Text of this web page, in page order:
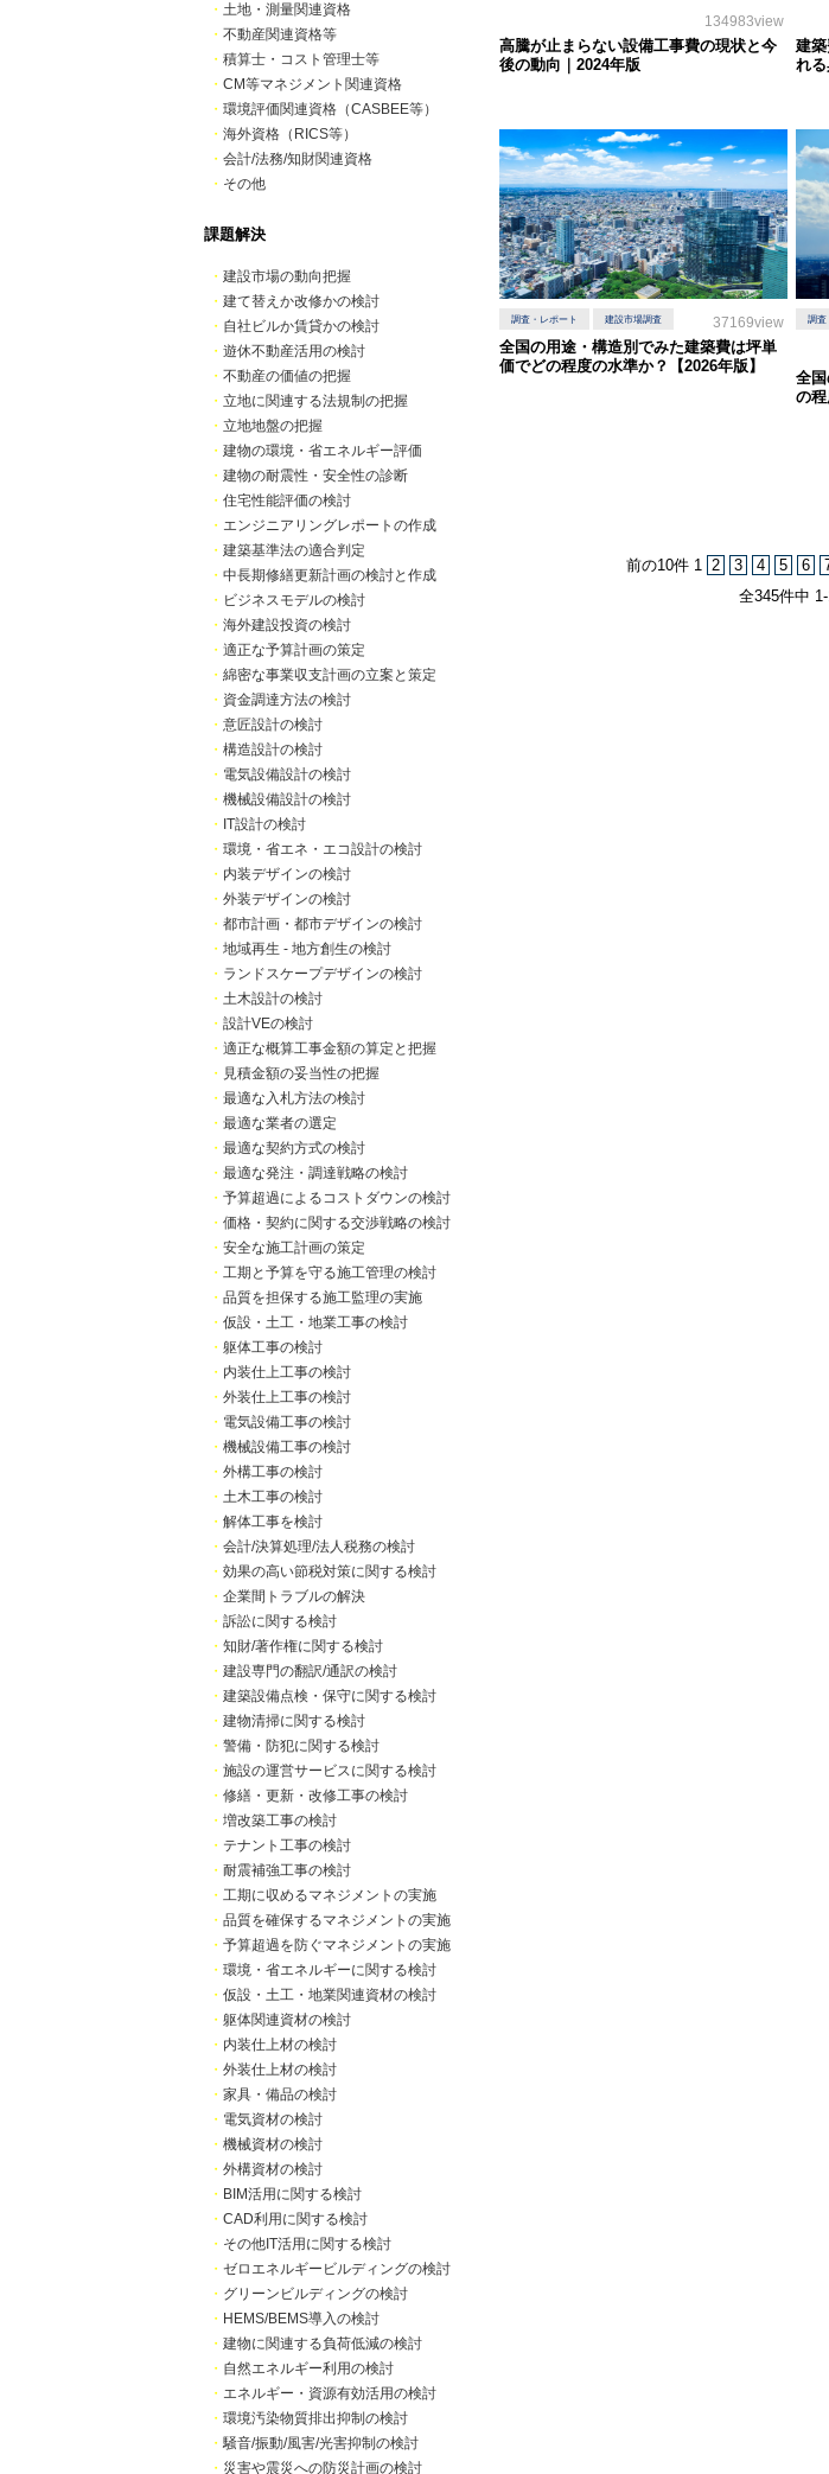
134983view
高騰が止まらない設備工事費の現状と今
後の動向｜2024年版
建
れ
調査・レポート 建設市場調査 37169view
全国の用途・構造別でみた建築費は坪単
価でどの程度の水準か？【2026年版】
調査
全
の程
前の10件 1 2 3 4 5 6
全345件中
・ 土地・測量関連資格
・ 不動産関連資格等
・ 積算士・コスト管理士等
・ CM等マネジメント関連資格
・ 環境評価関連資格（CASBEE等）
・ 海外資格（RICS等）
・ 会計/法務/知財関連資格
・ その他
課題解決
・ 建設市場の動向把握
・ 建て替えか改修かの検討
・ 自社ビルか賃貸かの検討
・ 遊休不動産活用の検討
・ 不動産の価値の把握
・ 立地に関連する法規制の把握
・ 立地地盤の把握
・ 建物の環境・省エネルギー評価
・ 建物の耐震性・安全性の診断
・ 住宅性能評価の検討
・ エンジニアリングレポートの作成
・ 建築基準法の適合判定
・ 中長期修繕更新計画の検討と作成
・ ビジネスモデルの検討
・ 海外建設投資の検討
・ 適正な予算計画の策定
・ 綿密な事業収支計画の立案と策定
・ 資金調達方法の検討
・ 意匠設計の検討
・ 構造設計の検討
・ 電気設備設計の検討
・ 機械設備設計の検討
・ IT設計の検討
・ 環境・省エネ・エコ設計の検討
・ 内装デザインの検討
・ 外装デザインの検討
・ 都市計画・都市デザインの検討
・ 地域再生 - 地方創生の検討
・ ランドスケープデザインの検討
・ 土木設計の検討
・ 設計VEの検討
・ 適正な概算工事金額の算定と把握
・ 見積金額の妥当性の把握
・ 最適な入札方法の検討
・ 最適な業者の選定
・ 最適な契約方式の検討
・ 最適な発注・調達戦略の検討
・ 予算超過によるコストダウンの検討
・ 価格・契約に関する交渉戦略の検討
・ 安全な施工計画の策定
・ 工期と予算を守る施工管理の検討
・ 品質を担保する施工監理の実施
・ 仮設・土工・地業工事の検討
・ 躯体工事の検討
・ 内装仕上工事の検討
・ 外装仕上工事の検討
・ 電気設備工事の検討
・ 機械設備工事の検討
・ 外構工事の検討
・ 土木工事の検討
・ 解体工事を検討
・ 会計/決算処理/法人税務の検討
・ 効果の高い節税対策に関する検討
・ 企業間トラブルの解決
・ 訴訟に関する検討
・ 知財/著作権に関する検討
・ 建設専門の翻訳/通訳の検討
・ 建築設備点検・保守に関する検討
・ 建物清掃に関する検討
・ 警備・防犯に関する検討
・ 施設の運営サービスに関する検討
・ 修繕・更新・改修工事の検討
・ 増改築工事の検討
・ テナント工事の検討
・ 耐震補強工事の検討
・ 工期に収めるマネジメントの実施
・ 品質を確保するマネジメントの実施
・ 予算超過を防ぐマネジメントの実施
・ 環境・省エネルギーに関する検討
・ 仮設・土工・地業関連資材の検討
・ 躯体関連資材の検討
・ 内装仕上材の検討
・ 外装仕上材の検討
・ 家具・備品の検討
・ 電気資材の検討
・ 機械資材の検討
・ 外構資材の検討
・ BIM活用に関する検討
・ CAD利用に関する検討
・ その他IT活用に関する検討
・ ゼロエネルギービルディングの検討
・ グリーンビルディングの検討
・ HEMS/BEMS導入の検討
・ 建物に関連する負荷低減の検討
・ 自然エネルギー利用の検討
・ エネルギー・資源有効活用の検討
・ 環境汚染物質排出抑制の検討
・騒音/振動/風害/光害抑制の検討
・ 災害や震災への防災計画の検討